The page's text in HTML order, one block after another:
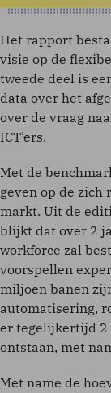
Het rapport
visie op de
tweede deel is
data over het
over de vraag
ICT’ers.
Met de
geven op de zich
markt. Uit de
blijkt dat over 2
workforce zal
voorspellen
miljoen banen
automatisering,
er tegelijkertijd 2
ontstaan, met
Met name de